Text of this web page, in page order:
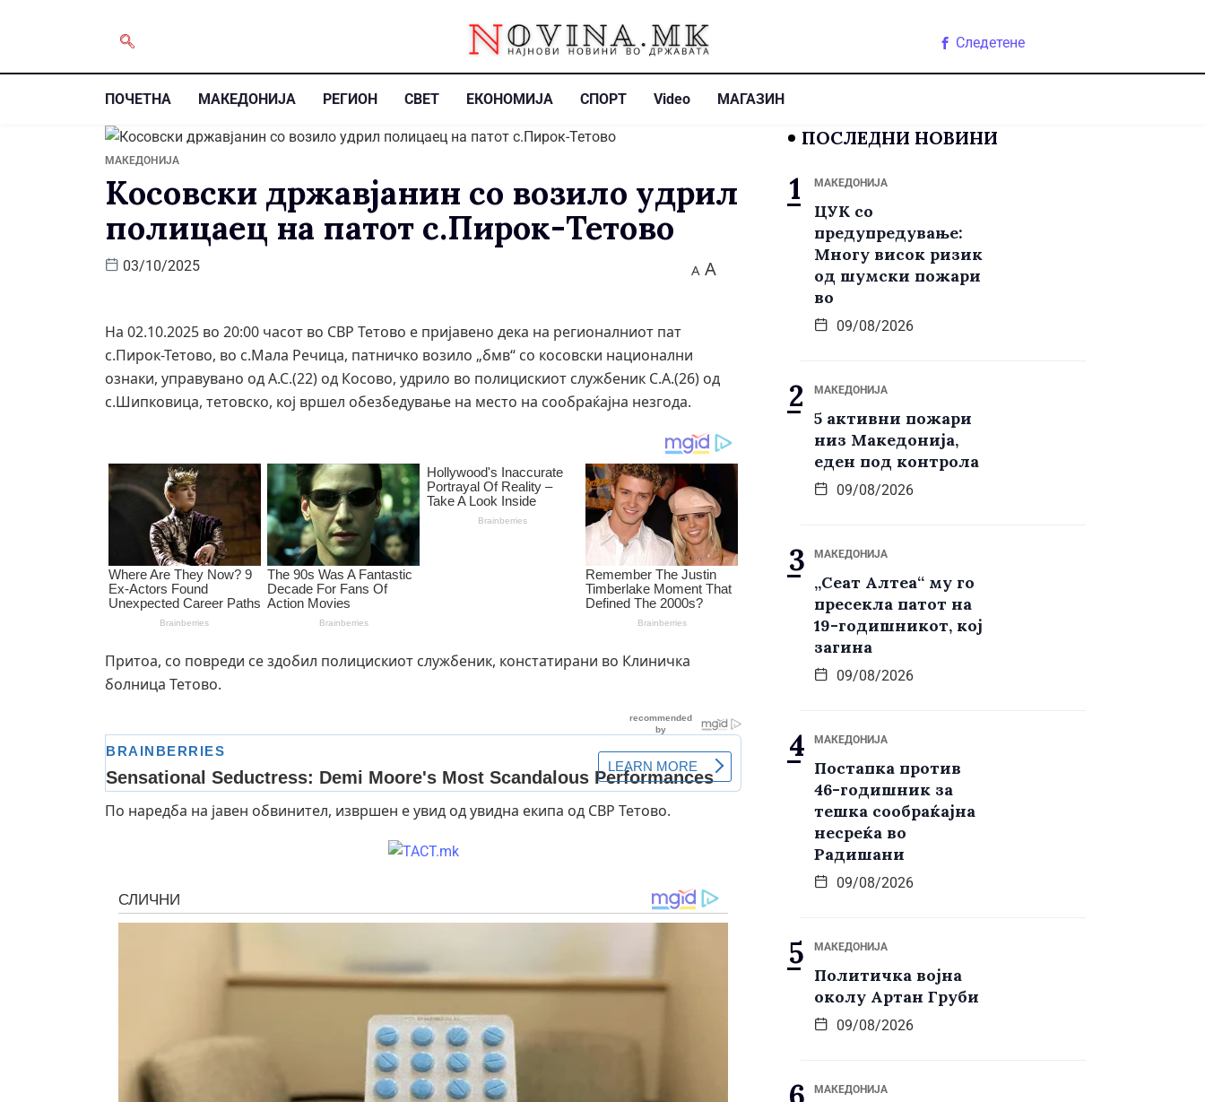
Следетене
ПОЧЕТНА МАКЕДОНИЈА РЕГИОН СВЕТ ЕКОНОМИЈА СПОРТ Video МАГАЗИН
МАКЕДОНИЈА
Косовски државјанин со возило удрил
полицаец на патот с.Пирок-Тетово
03/10/2025 A A
На 02.10.2025 во 20:00 часот во СВР Тетово е пријавено дека на регионалниот пат
с.Пирок-Тетово, во с.Мала Речица, патничко возило „бмв“ со косовски национални
ознаки, управувано од А.С.(22) од Косово, удрило во полицискиот службеник С.А.(26) од
с.Шипковица, тетовско, кој вршел обезбедување на место на сообраќајна незгода.
Притоа, со повреди се здобил полицискиот службеник, констатирани во Клиничка
болница Тетово.
По наредба на јавен обвинител, извршен е увид од увидна екипа од СВР Тетово.
ПОСЛЕДНИ НОВИНИ
МАКЕДОНИЈА
ЦУК со
предупредување:
Многу висок ризик
од шумски пожари
во
09/08/2026
МАКЕДОНИЈА
5 активни пожари
низ Македонија,
еден под контрола
09/08/2026
МАКЕДОНИЈА
„Сеат Алтеа“ му го
пресекла патот на
19-годишникот, кој
загина
09/08/2026
МАКЕДОНИЈА
Постапка против
46-годишник за
тешка сообраќајна
несреќа во
Радишани
09/08/2026
МАКЕДОНИЈА
Политичка војна
околу Артан Груби
09/08/2026
МАКЕДОНИЈА